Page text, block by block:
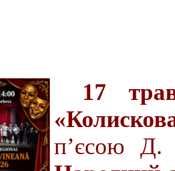
17
п’єсою Д.